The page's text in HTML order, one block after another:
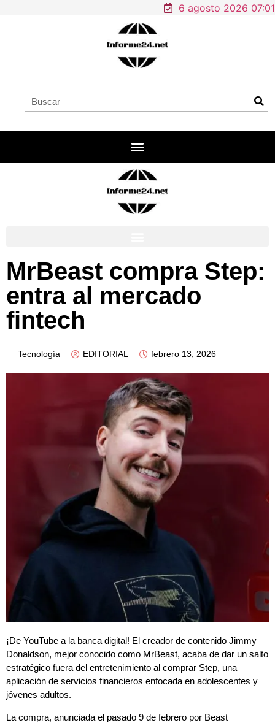
6 agosto 2026 07:01
MrBeast compra Step:
entra al mercado
fintech
Tecnología EDITORIAL febrero 13, 2026
¡De YouTube a la banca digital! El creador de contenido Jimmy
Donaldson, mejor conocido como MrBeast, acaba de dar un salto
estratégico fuera del entretenimiento al comprar Step, una
aplicación de servicios financieros enfocada en adolescentes y
jóvenes adultos.
La compra, anunciada el pasado 9 de febrero por Beast